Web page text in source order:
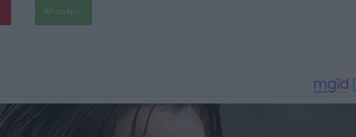
WhatsApp